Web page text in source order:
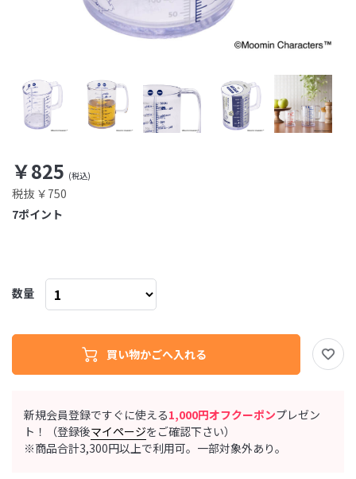
新規会員登録ですぐに使える1,000円オフクーポンプレゼン
ト！（登録後マイページをご確認下さい）
※商品合計3,300円以上で利用可。一部対象外あり。
￥825
税抜 ￥750
ポイント
7
数量